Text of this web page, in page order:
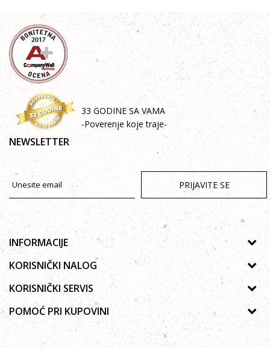
33 GODINE SA VAMA
-Poverenje koje traje-
NEWSLETTER
PRIJAVITE SE
INFORMACIJE
O nama
Saradnja
KORISNIČKI NALOG
Uputsvo za registraciju
Moja korpa
KORISNIČKI SERVIS
Politika privatnosti
Autorska prava
Uslovi korišćenja
POMOĆ PRI KUPOVINI
Kako kupiti Online